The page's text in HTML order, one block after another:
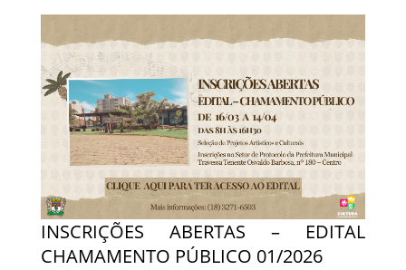
INSCRIÇÕES ABERTAS – EDITAL
CHAMAMENTO PÚBLICO 01/2026